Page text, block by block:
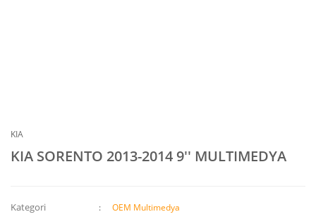
KIA
KIA SORENTO 2013-2014 9'' MULTIMEDYA
Kategori OEM Multimedya